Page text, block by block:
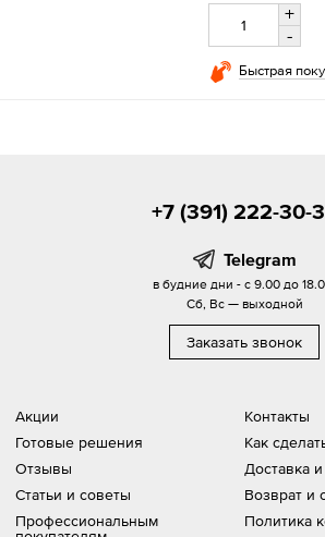
+
-
Быстрая
Акции
Готовые решения
Отзывы
Статьи и советы
Профессиональным
Контакты
Как
Доставка
Возврат и
Политика
+7 (391) 222-30-
Telegram
в будние дни - с 9.00 до
Сб, Вс — выходной
Заказать звонок